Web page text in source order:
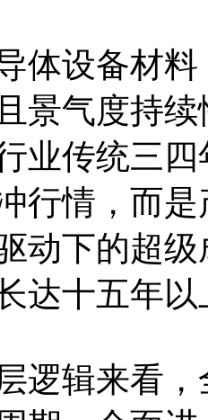
体设备材
景气度持
业传统三
行情，而
动下的超
达十五年以
逻辑来看